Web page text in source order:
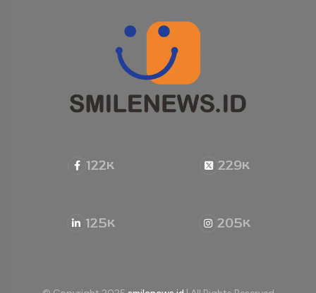
122K 229K
125K 205K